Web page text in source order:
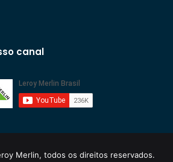
canal
Merlin, todos os direitos reservados.